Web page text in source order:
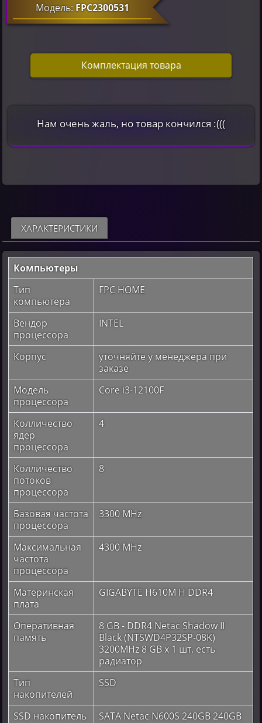
Модель:FPC2300531
Комплектация товара
Нам очень жаль, но товар кончился :(((
ХАРАКТЕРИСТИКИ
Компьютеры
Тип
компьютера
FPC HOME
Вендор
процессора
INTEL
Корпус
уточняйте у менеджера при
заказе
Модель
процессора
Core i3-12100F
Колличество
ядер
процессора
4
Колличество
потоков
процессора
8
Базовая частота
процессора
3300 MHz
Максимальная
частота
процессора
4300 MHz
Материнская
плата
GIGABYTE H610M H DDR4
Оперативная
память
8 GB - DDR4 Netac Shadow II
Black (NTSWD4P32SP-08K)
3200MHz 8 GB x 1 шт. есть
радиатор
Тип
накопителей
SSD
SSD накопитель
SATA Netac N600S 240GB 240GB